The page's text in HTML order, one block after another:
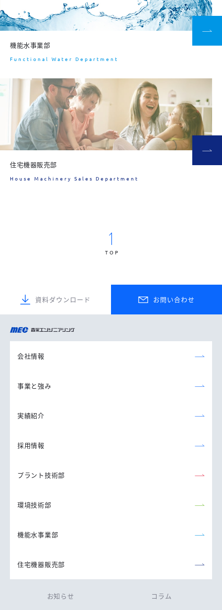
機能水事業部
Functional Water Department
住宅機器販売部
House Machinery Sales Department
TOP
資料ダウンロード お問い合わせ
森永エンジニアリング
株式会社
会社情報
事業と強み
実績紹介
採用情報
プラント技術部
環境技術部
機能水事業部
住宅機器販売部
お知らせ コラム